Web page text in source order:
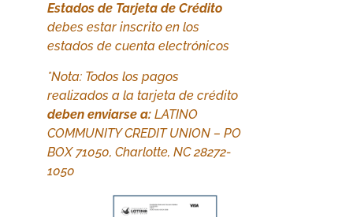
Estados de Tarjeta de Crédito
debes estar inscrito en los
estados de cuenta electrónicos
*Nota: Todos los pagos
realizados a la tarjeta de crédito
deben enviarse a: LATINO
COMMUNITY CREDIT UNION – PO
BOX 71050, Charlotte, NC 28272-
1050